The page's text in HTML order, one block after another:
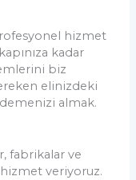
hizmet
kadar
biz
elinizdeki
almak.
fabrikalar ve
veriyoruz.